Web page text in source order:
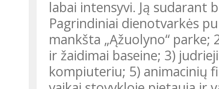
labai intensyvi. Ją sudarant
Pagrindiniai dienotvarkės
mankšta „Ąžuolyno“
ir žaidimai baseine; 3)
kompiuteriu; 5) animacinių